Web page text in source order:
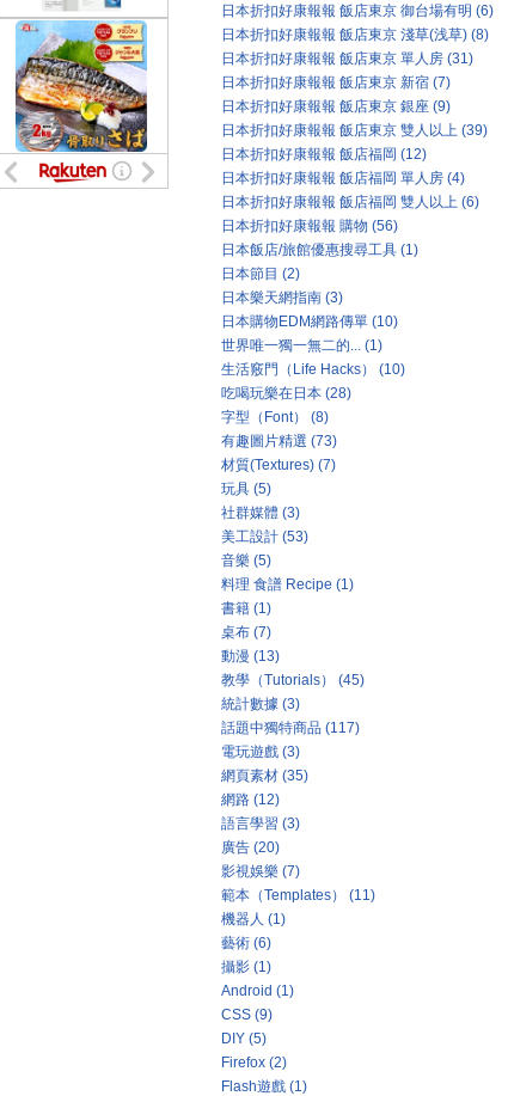
日本折扣好康報報 飯店東京 御台場有明 (6)
日本折扣好康報報 飯店東京 淺草(浅草) (8)
日本折扣好康報報 飯店東京 單人房 (31)
日本折扣好康報報 飯店東京 新宿 (7)
日本折扣好康報報 飯店東京 銀座 (9)
日本折扣好康報報 飯店東京 雙人以上 (39)
日本折扣好康報報 飯店福岡 (12)
日本折扣好康報報 飯店福岡 單人房 (4)
日本折扣好康報報 飯店福岡 雙人以上 (6)
日本折扣好康報報 購物 (56)
日本飯店/旅館優惠搜尋工具 (1)
日本節目 (2)
日本樂天網指南 (3)
日本購物EDM網路傳單 (10)
世界唯一獨一無二的... (1)
生活竅門（Life Hacks）
(10)
吃喝玩樂在日本 (28)
字型（Font）
(8)
有趣圖片精選 (73)
材質(Textures) (7)
玩具 (5)
社群媒體 (3)
美工設計 (53)
音樂 (5)
料理 食譜 Recipe (1)
書籍 (1)
桌布 (7)
動漫 (13)
教學（Tutorials）
(45)
統計數據 (3)
話題中獨特商品 (117)
電玩遊戲 (3)
網頁素材 (35)
網路 (12)
語言學習 (3)
廣告 (20)
影視娛樂 (7)
範本（Templates）
(11)
機器人 (1)
藝術 (6)
攝影 (1)
Android (1)
CSS (9)
DIY (5)
Firefox (2)
Flash遊戲 (1)